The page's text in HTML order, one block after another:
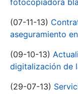
fotocopiadora
(07-11-13)
aseguramiento
(09-10-13)
digitalización de
(29-07-13)